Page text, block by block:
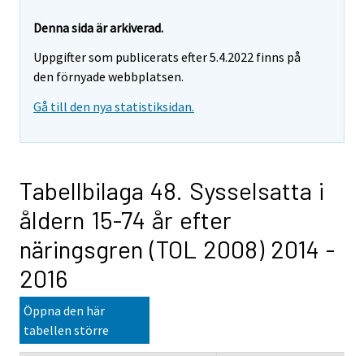
Denna sida är arkiverad.
Uppgifter som publicerats efter 5.4.2022 finns på
den förnyade webbplatsen.
Gå till den nya statistiksidan.
Tabellbilaga 48. Sysselsatta i
åldern 15-74 år efter
näringsgren (TOL 2008) 2014 -
2016
Öppna den här
tabellen större